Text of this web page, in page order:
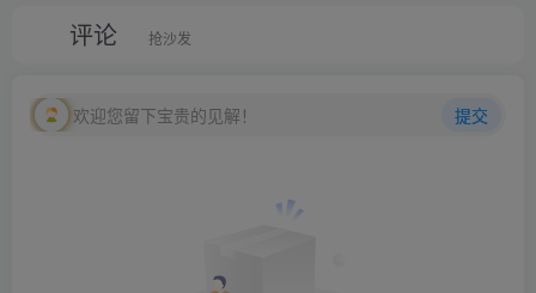
评论 抢沙发
欢迎您留下宝贵的见解！ 提交